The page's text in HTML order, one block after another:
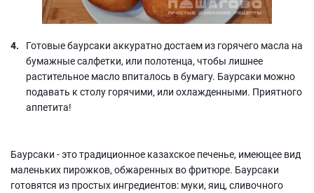
Готовые баурсаки аккуратно достаем из горячего масла на
бумажные салфетки, или полотенца, чтобы лишнее
растительное масло впиталось в бумагу. Баурсаки можно
подавать к столу горячими, или охлажденными. Приятного
аппетита!
Баурсаки - это традиционное казахское печенье, имеющее вид
маленьких пирожков, обжаренных во фритюре. Баурсаки
готовятся из простых ингредиентов: муки, яиц, сливочного